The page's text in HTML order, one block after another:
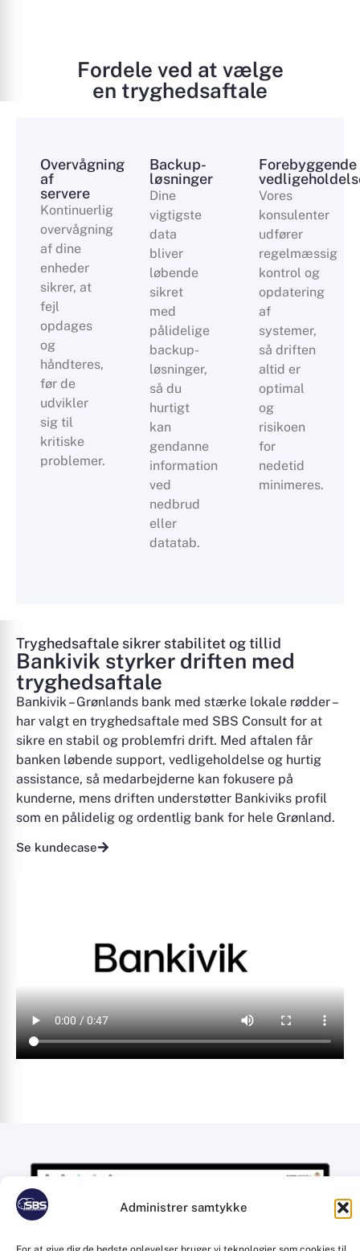
Administrer samtykke
Fordele ved at vælge
en tryghedsaftale
Overvågning
af
servere
Kontinuerlig
overvågning
af dine
enheder
sikrer, at
fejl
opdages
og
håndteres,
før de
udvikler
sig til
kritiske
problemer.
Backup-
løsninger
Dine
vigtigste
data
bliver
løbende
sikret
med
pålidelige
backup-
løsninger,
så du
hurtigt
kan
gendanne
information
ved
nedbrud
eller
datatab.
Forebyggende
Vores
konsulenter
udfører
regelmæssig
kontrol og
opdatering
af
systemer,
så driften
altid er
optimal
og
risikoen
for
nedetid
minimeres.
Tryghedsaftale sikrer stabilitet og tillid
Bankivik styrker driften med
tryghedsaftale
Bankivik – Grønlands bank med stærke lokale rødder –
har valgt en tryghedsaftale med SBS Consult for at
sikre en stabil og problemfri drift. Med aftalen får
banken løbende support, vedligeholdelse og hurtig
assistance, så medarbejderne kan fokusere på
kunderne, mens driften understøtter Bankiviks profil
som en pålidelig og ordentlig bank for hele Grønland.
Se kundecase